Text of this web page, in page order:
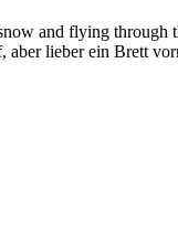
and flying through
lieber ein Brett